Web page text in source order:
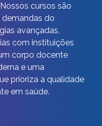
cursos são
do
avançadas,
com instituições
corpo docente
e uma
prioriza a qualidade
em saúde.